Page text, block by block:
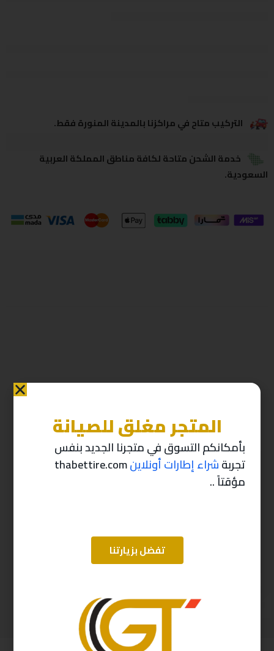
التركيب متاح في مراكزنا بالمدينة المنورة فقط.
خدمة الشحن متاحة لكافة مناطق المملكة العربية
السعودية.
منتجات ذات صله
( شامل الضريبة )
-10%
437ر.س 393
المتجر مغلق للصيانة
بأمكانكم التسوق في متجرنا الجديد بنفس
تجربةشراء إطارات أونلاينthabettire.com
مؤقتاً ..
تفضل بزيارتنا